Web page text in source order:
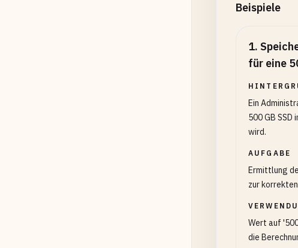
Beispiele
1.
für eine
Ein
500 GB
wird.
AUFGABE
Ermittlung
zur
Wert auf
die